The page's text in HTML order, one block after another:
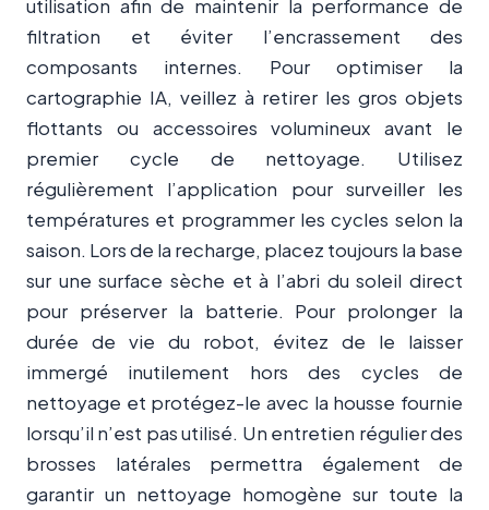
utilisation afin de maintenir la performance de
filtration et éviter l’encrassement des
composants internes. Pour optimiser la
cartographie IA, veillez à retirer les gros objets
flottants ou accessoires volumineux avant le
premier cycle de nettoyage. Utilisez
régulièrement l’application pour surveiller les
températures et programmer les cycles selon la
saison. Lors de la recharge, placez toujours la base
sur une surface sèche et à l’abri du soleil direct
pour préserver la batterie. Pour prolonger la
durée de vie du robot, évitez de le laisser
immergé inutilement hors des cycles de
nettoyage et protégez-le avec la housse fournie
lorsqu’il n’est pas utilisé. Un entretien régulier des
brosses latérales permettra également de
garantir un nettoyage homogène sur toute la